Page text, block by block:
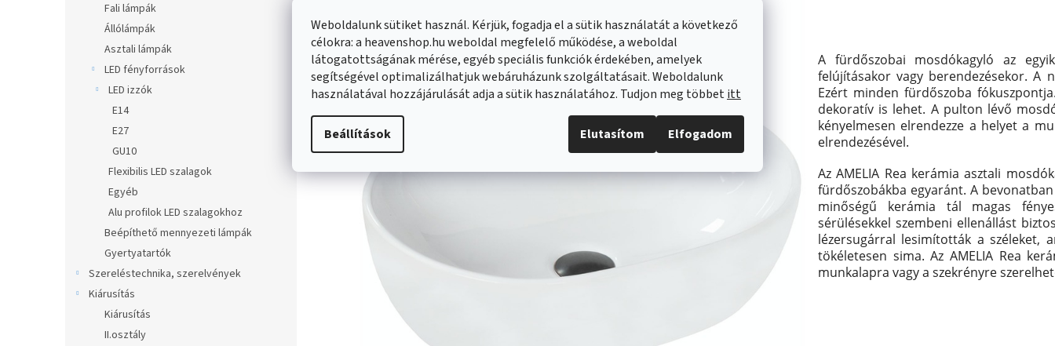
Weboldalunk sütiket használ. Kérjük, fogadja el a sütik használatát a következő
célokra: a heavenshop.hu weboldal megfelelő működése, a weboldal
látogatottságának mérése, egyéb speciális funkciók érdekében, amelyek
segítségével optimalizálhatjuk webáruházunk szolgáltatásait. Weboldalunk
használatával hozzájárulását adja a sütik használatához. Tudjon meg többetitt
Beállítások Elutasítom Elfogadom
Fali lámpák
Állólámpák
Asztali lámpák
LED fényforrások
LED izzók
E14
E27
GU10
Flexibilis LED szalagok
Egyéb
Alu profilok LED szalagokhoz
Beépíthető mennyezeti lámpák
Gyertyatartók
Szereléstechnika, szerelvények
Kiárusítás
Kiárusítás
II.osztály
A fürdőszobai mosdókagyló az
felújításakor vagy berendezésekor. A
Ezért minden fürdőszoba
dekoratív is lehet. A pulton lévő
kényelmesen elrendezze a helyet a
elrendezésével.
Az AMELIA Rea kerámia asztali
fürdőszobákba egyaránt. A
minőségű kerámia tál magas
sérülésekkel szembeni ellenállást
lézersugárral lesimították a széleket,
tökéletesen sima. Az AMELIA Rea
munkalapra vagy a szekrényre